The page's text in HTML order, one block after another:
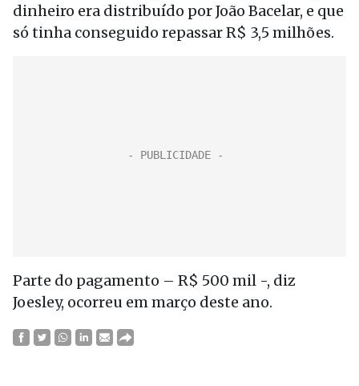
dinheiro era distribuído por João Bacelar, e que
só tinha conseguido repassar R$ 3,5 milhões.
Parte do pagamento – R$ 500 mil -, diz
Joesley, ocorreu em março deste ano.